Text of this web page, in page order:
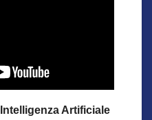
Intelligenza Artificiale